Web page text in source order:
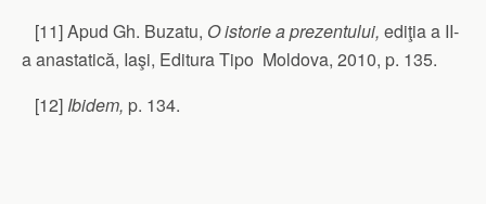
[11] Apud Gh. Buzatu, O istorie a prezentului, ediţia a II-
a anastatică, Iaşi, Editura Tipo Moldova, 2010, p. 135.
[12] Ibidem, p. 134.